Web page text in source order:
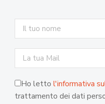
Ho letto l'informativa
trattamento dei dati